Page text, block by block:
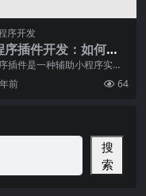
序开发
序插件开发：如何创
发布自己的插件
插件是一种辅助小程序实现
方式，通过插件，我们可以
、更有效率地完
前 64
搜
索